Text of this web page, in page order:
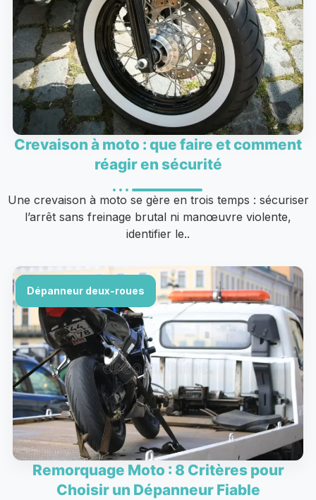
Crevaison à moto : que faire et comment
réagir en sécurité
Une crevaison à moto se gère en trois temps : sécuriser
l’arrêt sans freinage brutal ni manœuvre violente,
identifier le..
Dépanneur deux-roues
Remorquage Moto : 8 Critères pour
Choisir un Dépanneur Fiable